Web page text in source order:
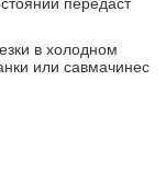
в холодном
или савмачинес